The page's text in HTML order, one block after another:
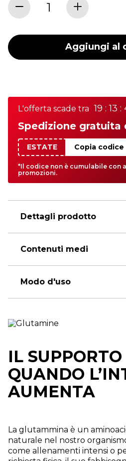
Aggiungi al
L'offerta scade tra 19 : 13
Spedizione gratuita
ESTATE Copia codice
*Il codice non è cumulabile con
promozioni.
Dettagli prodotto
Contenuti medi
Modo d'uso
IL
QUANDO
AUMENTA
La glutammina è un
naturale nel nostro
come allenamenti intensi o